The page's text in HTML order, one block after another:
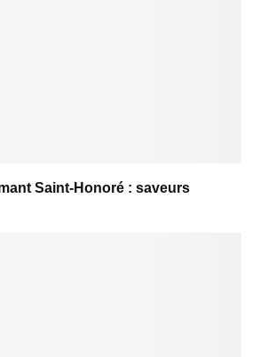
Saint-Honoré : saveurs